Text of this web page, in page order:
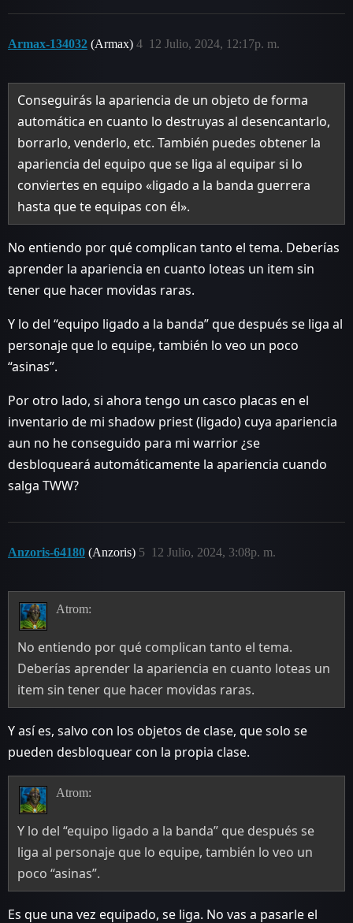
Armax-134032 (Armax) 12 Julio, 2024, 12:17p. m.
4
Conseguirás la apariencia de un objeto de forma
automática en cuanto lo destruyas al desencantarlo,
borrarlo, venderlo, etc. También puedes obtener la
apariencia del equipo que se liga al equipar si lo
conviertes en equipo «ligado a la banda guerrera
hasta que te equipas con él».
No entiendo por qué complican tanto el tema. Deberías
aprender la apariencia en cuanto loteas un item sin
tener que hacer movidas raras.
Y lo del “equipo ligado a la banda” que después se liga al
personaje que lo equipe, también lo veo un poco
“asinas”.
Por otro lado, si ahora tengo un casco placas en el
inventario de mi shadow priest (ligado) cuya apariencia
aun no he conseguido para mi warrior ¿se
desbloqueará automáticamente la apariencia cuando
salga TWW?
Anzoris-64180 (Anzoris) 12 Julio, 2024, 3:08p. m.
5
Atrom:
No entiendo por qué complican tanto el tema.
Deberías aprender la apariencia en cuanto loteas un
item sin tener que hacer movidas raras.
Y así es, salvo con los objetos de clase, que solo se
pueden desbloquear con la propia clase.
Atrom:
Y lo del “equipo ligado a la banda” que después se
liga al personaje que lo equipe, también lo veo un
poco “asinas”.
Es que una vez equipado, se liga. No vas a pasarle el